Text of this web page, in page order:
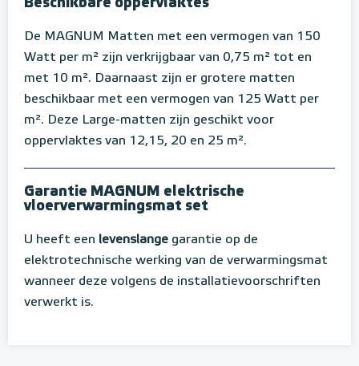
Beschikbare oppervlaktes
De MAGNUM Matten met een vermogen van 150
Watt per m² zijn verkrijgbaar van 0,75 m² tot en
met 10 m². Daarnaast zijn er grotere matten
beschikbaar met een vermogen van 125 Watt per
m². Deze Large-matten zijn geschikt voor
oppervlaktes van 12,15, 20 en 25 m².
Garantie MAGNUM elektrische
vloerverwarmingsmat set
U heeft een levenslange garantie op de
elektrotechnische werking van de verwarmingsmat
wanneer deze volgens de installatievoorschriften
verwerkt is.